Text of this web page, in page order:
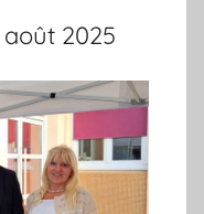
2025